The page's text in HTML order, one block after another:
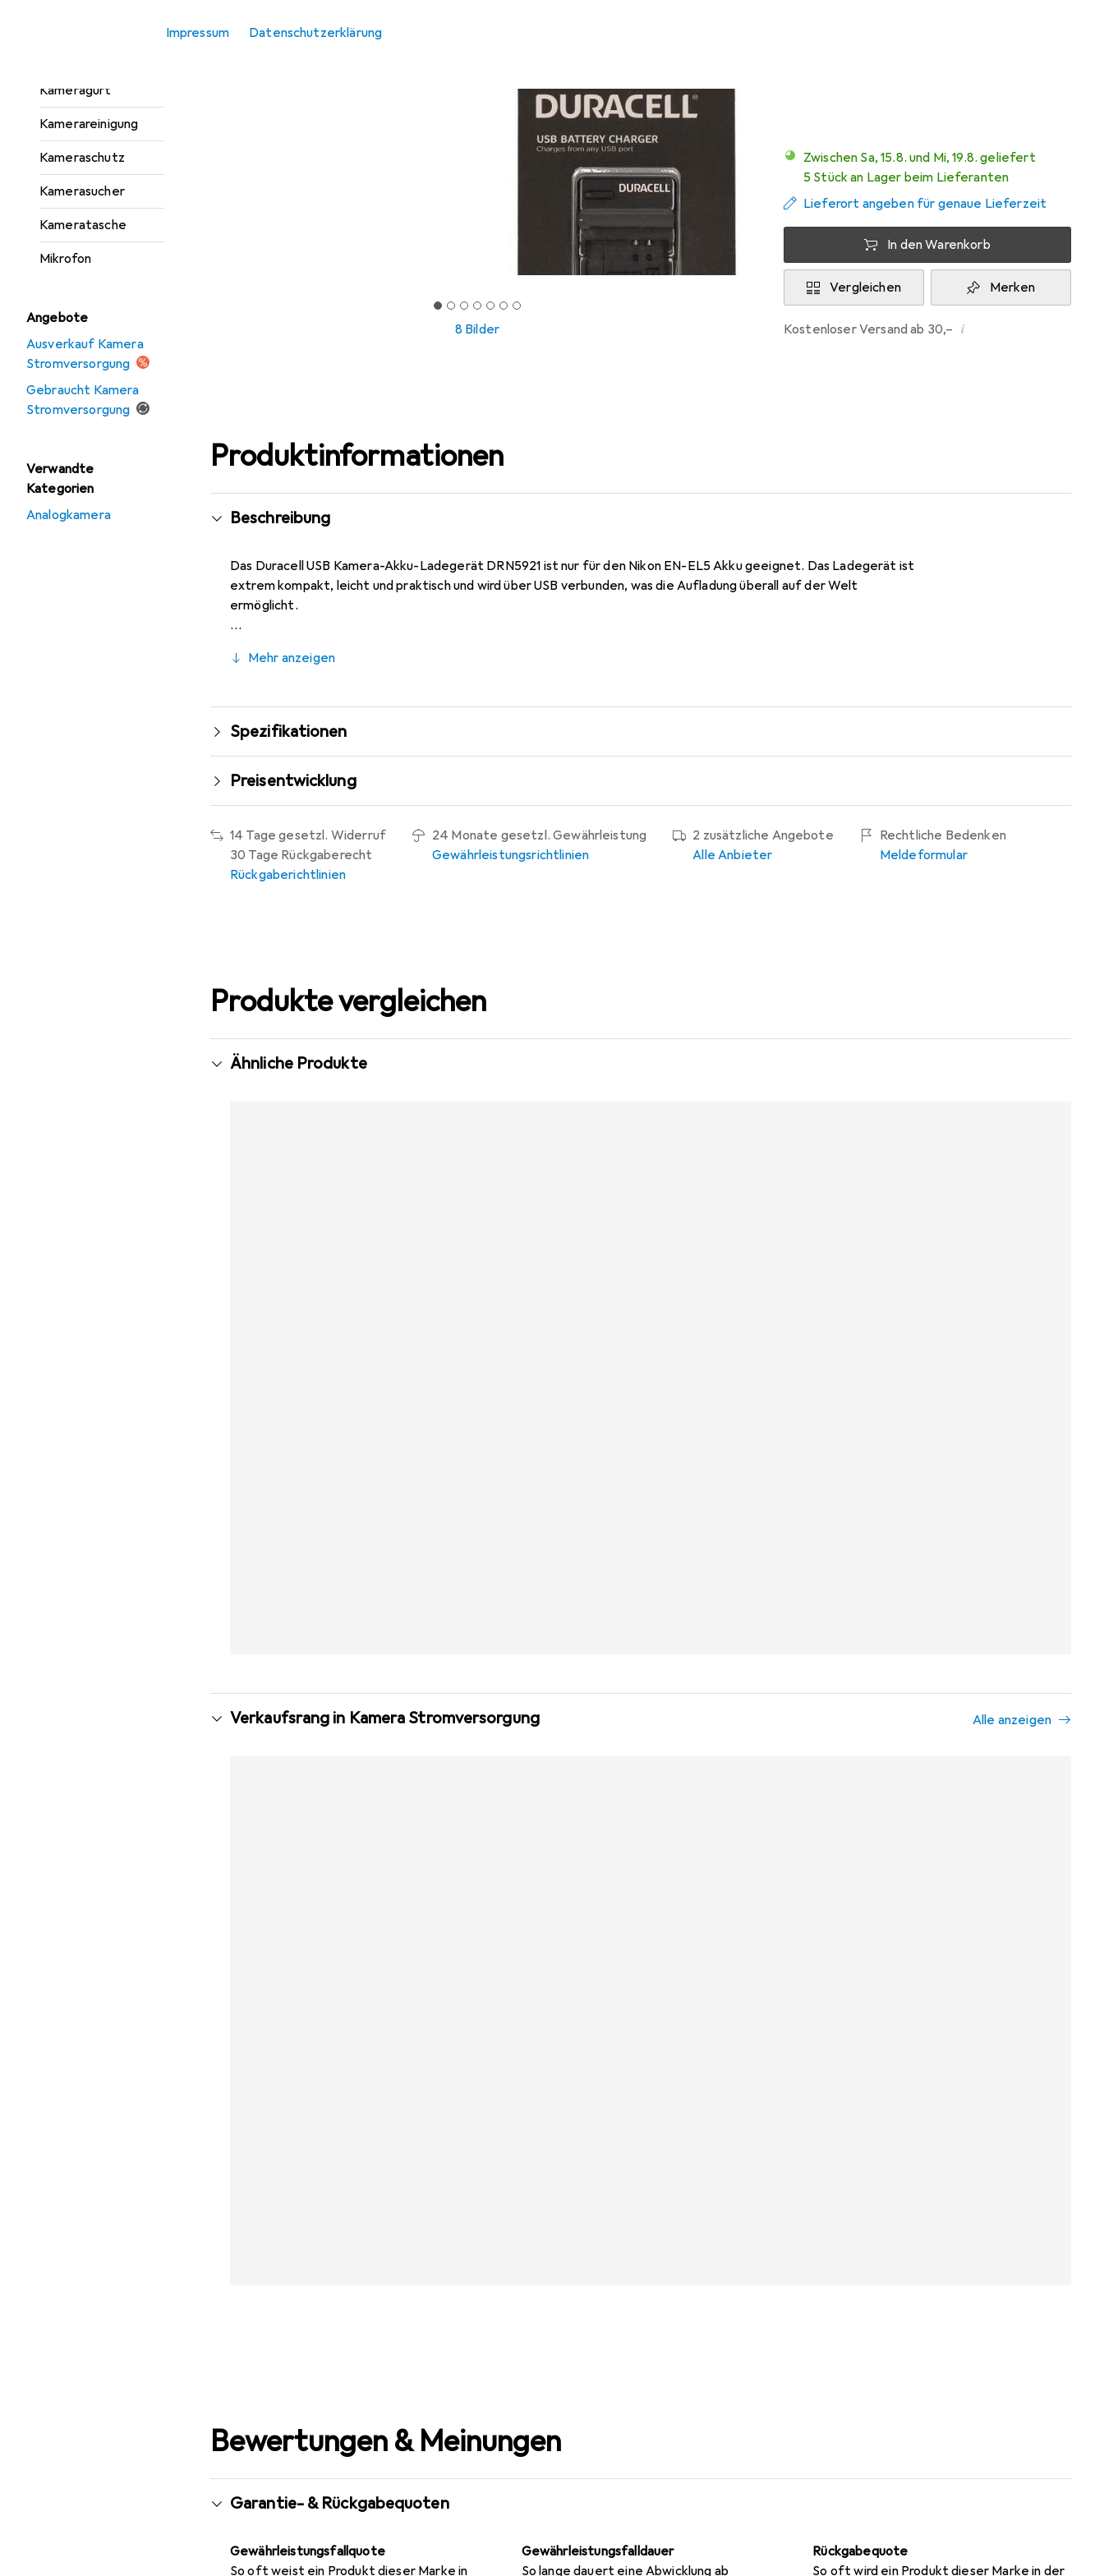
Impressum Datenschutzerklärung
Kameragurt
Kamerareinigung
Kameraschutz
Kamerasucher
Kameratasche
Mikrofon
Angebote
Ausverkauf Kamera
Stromversorgung
Gebraucht Kamera
Stromversorgung
Verwandte
Kategorien
Analogkamera
8 Bilder
Zwischen Sa, 15.8. und Mi, 19.8. geliefert
5 Stück an Lager beim Lieferanten
Lieferort angeben für genaue Lieferzeit
In den Warenkorb
Vergleichen Merken
Kostenloser Versand ab 30,– i
Produktinformationen
Beschreibung
Das Duracell USB Kamera-Akku-Ladegerät DRN5921 ist nur für den Nikon EN-EL5 Akku geeignet. Das Ladegerät ist
extrem kompakt, leicht und praktisch und wird über USB verbunden, was die Aufladung überall auf der Welt
ermöglicht.
Mehr anzeigen
Spezifikationen
Preisentwicklung
14 Tage gesetzl. Widerruf
30 Tage Rückgaberecht
Rückgaberichtlinien
24 Monate gesetzl. Gewährleistung
Gewährleistungsrichtlinien
2 zusätzliche Angebote
Alle Anbieter
Rechtliche Bedenken
Meldeformular
Produkte vergleichen
Ähnliche Produkte
Verkaufsrang in Kamera Stromversorgung Alle anzeigen
Bewertungen & Meinungen
Garantie- & Rückgabequoten
Gewährleistungsfallquote
So oft weist ein Produkt dieser Marke in
Gewährleistungsfalldauer
So lange dauert eine Abwicklung ab
Rückgabequote
So oft wird ein Produkt dieser Marke in der